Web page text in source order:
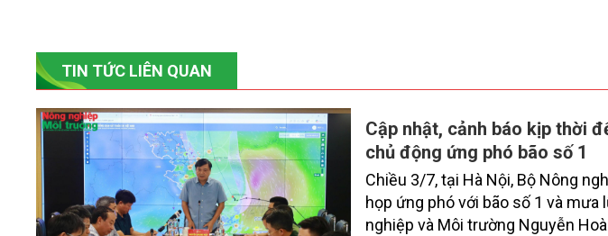
TIN TỨC LIÊN QUAN
Cập nhật, cảnh báo kịp thời
chủ động ứng phó bão số 1
Chiều 3/7, tại Hà Nội, Bộ Nông
họp ứng phó với bão số 1 và mưa
nghiệp và Môi trường Nguyễn